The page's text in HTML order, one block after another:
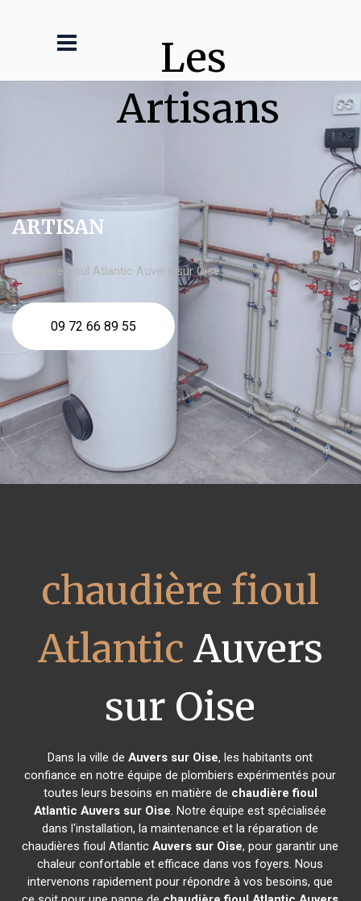
Les
Artisans
ARTISAN
chaudière fioul Atlantic Auvers sur Oise
09 72 66 89 55
chaudière fioul
Atlantic Auvers
sur Oise
Dans la ville deAuvers sur Oise, les habitants ont
confiance en notre équipe de plombiers expérimentés pour
toutes leurs besoins en matière de chaudière fioul
Atlantic Auvers sur Oise. Notre équipe est spécialisée
dans l'installation, la maintenance et la réparation de
chaudières fioul AtlanticAuvers sur Oise, pour garantir une
chaleur confortable et efficace dans vos foyers. Nous
intervenons rapidement pour répondre à vos besoins, que